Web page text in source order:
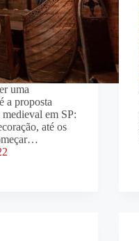
uma
a proposta
em SP:
até os